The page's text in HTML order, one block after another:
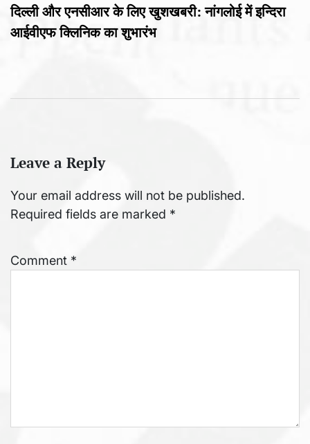
दिल्ली और एनसीआर के लिए खुशखबरी: नांगलोई में इन्दिरा
आईवीएफ क्लिनिक का शुभारंभ
Leave a Reply
Your email address will not be published.
Required fields are marked *
Comment *